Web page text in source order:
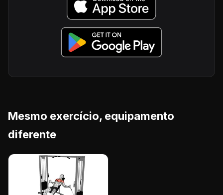
Mesmo exercício, equipamento
diferente